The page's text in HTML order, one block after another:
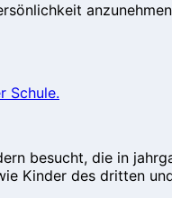
Schule.
besucht, die in
Kinder des dritten